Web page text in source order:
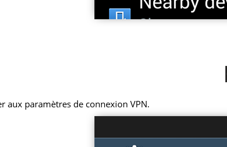
aux paramètres de connexion VPN.